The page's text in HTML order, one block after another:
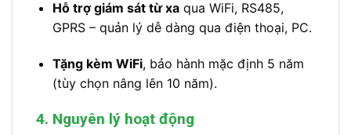
Hỗ trợ giám sát từ xaqua WiFi, RS485,
GPRS – quản lý dễ dàng qua điện thoại, PC.
Tặng kèm WiFi, bảo hành mặc định 5 năm
(tùy chọn nâng lên 10 năm).
4. Nguyên lý hoạt động